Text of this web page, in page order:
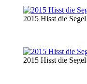
2015 Hisst die Segel
2015 Hisst die Segel